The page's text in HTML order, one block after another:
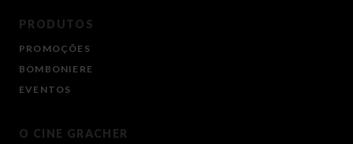
PRODUTOS
PROMOÇÕES
BOMBONIERE
EVENTOS
O CINE GRACHER